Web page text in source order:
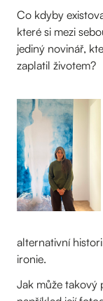
Co kdyby
které si mezi
jediný novinář,
zaplatil životem?
alternativní
ironie.
Jak může takový